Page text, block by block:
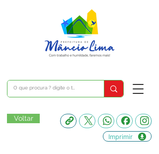
Voltar
Imprimir